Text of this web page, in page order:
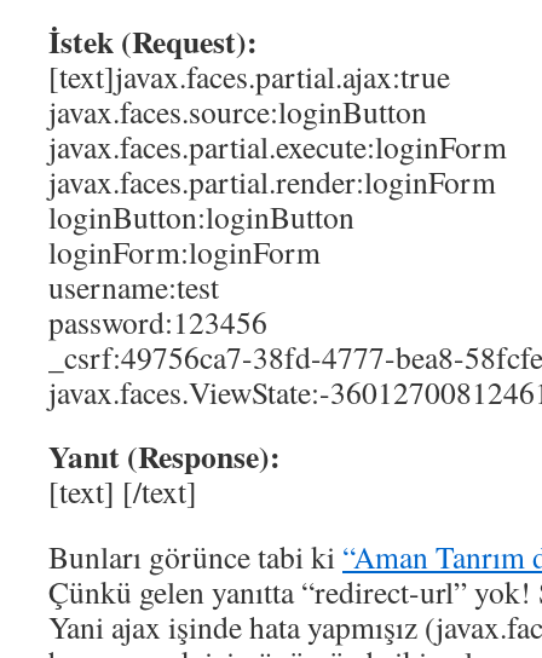
İstek (Request):
[text]javax.faces.partial.ajax:true
javax.faces.source:loginButton
javax.faces.partial.execute:loginForm
javax.faces.partial.render:loginForm
loginButton:loginButton
loginForm:loginForm
username:test
password:123456
_csrf:49756ca7-38fd-4777-bea8-
javax.faces.ViewState:-
Yanıt (Response):
[text] [/text]
Bunları görünce tabi ki “Aman Tanrım
Çünkü gelen yanıtta “redirect-url” yok!
Yani ajax işinde hata yapmışız